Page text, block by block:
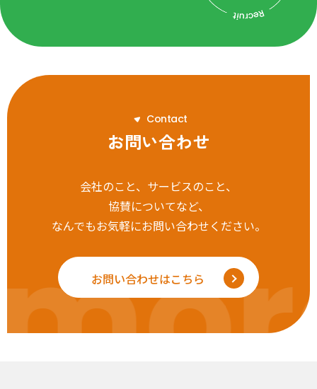
Contact
お問い合わせ
会社のこと、サービスのこと、
協賛についてなど、
なんでもお気軽にお問い合わせください。
お問い合わせはこちら